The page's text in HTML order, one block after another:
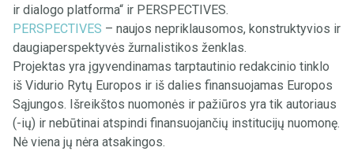
ir dialogo platforma“ ir PERSPECTIVES.
PERSPECTIVES – naujos nepriklausomos, konstruktyvios ir
daugiaperspektyvės žurnalistikos ženklas.
Projektas yra įgyvendinamas tarptautinio redakcinio tinklo
iš Vidurio Rytų Europos ir iš dalies finansuojamas Europos
Sąjungos. Išreikštos nuomonės ir pažiūros yra tik autoriaus
(-ių) ir nebūtinai atspindi finansuojančių institucijų nuomonę.
Nė viena jų nėra atsakingos.